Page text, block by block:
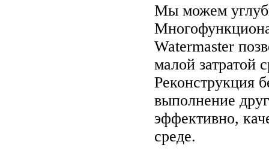
Мы можем
Watermaster
малой затратой
Реконструкция
выполнение
эффективно,
среде.